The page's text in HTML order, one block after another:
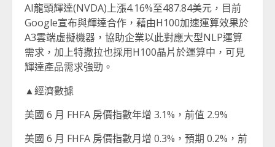
AI龍頭輝達(NVDA)上漲4.16%至487.84美元，目前
Google宣布與輝達合作，藉由H100加速運算效果於
A3雲端虛擬機器，協助企業以此對應大型NLP運算
需求，加上特撒拉也採用H100晶片於運算中，可見
輝達產品需求強勁。
▲經濟數據
美國 6 月 FHFA 房價指數年增 3.1%，前值 2.9%
美國 6 月 FHFA 房價指數月增 0.3%，預期 0.2%，前